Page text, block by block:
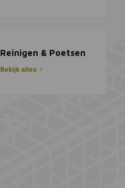
Reinigen & Poetsen
Bekijk alles